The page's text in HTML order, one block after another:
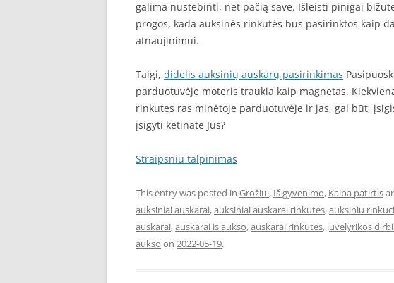
galima nustebinti, net pačią save. Išleisti pinigai
progos, kada auksinės rinkutės bus pasirinktos kaip
atnaujinimui.
Taigi, didelis auksinių auskarų pasirinkimas
parduotuvėje moteris traukia kaip magnetas.
rinkutes ras minėtoje parduotuvėje ir jas, gal būt,
įsigyti ketinate Jūs?
Straipsniu talpinimas
This entry was posted in Grožiui, Iš gyvenimo, Kalba patirtis
auksiniai auskarai,auksiniai auskarai rinkutes,auksiniu
auskarai,auskarai is aukso,auskarai rinkutes, juvelyrikos
aukso on 2022-05-19.